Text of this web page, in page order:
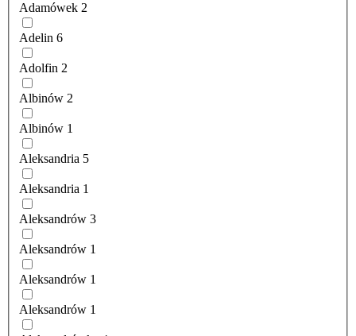
Adamówek 2
Adelin 6
Adolfin 2
Albinów 2
Albinów 1
Aleksandria 5
Aleksandria 1
Aleksandrów 3
Aleksandrów 1
Aleksandrów 1
Aleksandrów 1